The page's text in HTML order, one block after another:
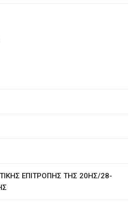
ΕΠΙΤΡΟΠΗΣ ΤΗΣ 20ΗΣ/28-